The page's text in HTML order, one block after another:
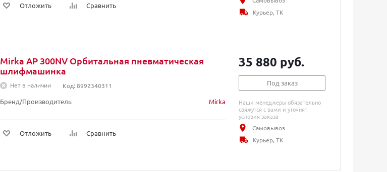
Отложить Сравнить
Курьер, ТК
Mirka AP 300NV Орбитальная пневматическая
шлифмашинка
Нет в наличии Код: 8992340311
Бренд/Производитель Mirka
Отложить Сравнить
35 880 руб.
Под заказ
Наши менеджеры обязательно
свяжутся с вами и уточнят
условия заказа
Самовывоз
Курьер, ТК